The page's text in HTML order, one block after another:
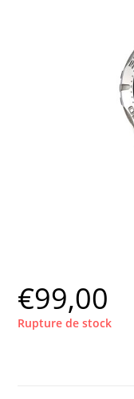
€99,00
Rupture de stock